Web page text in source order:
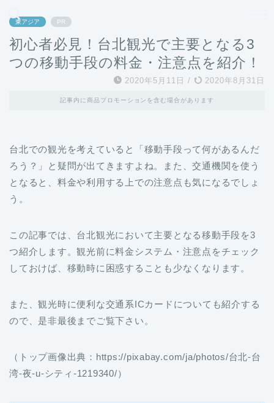
東アジア PR
初心者必見！台北観光で主要となる3
つの移動手段の料金・注意点を紹介！
2020年5月11日 / 2020年8月31日
記事内に商品プロモーションを含む場合があります
台北での観光を考えていると「移動手段って何があるんだ
ろう？」と疑問が出てきますよね。また、交通機関を使う
となると、料金や利用する上での注意点も気になるでしょ
う。
この記事では、台北観光において主要となる移動手段を3
つ紹介します。観光前に料金システム・注意点をチェック
しておけば、移動時に困惑することも少なくなります。
また、観光時に便利な交通系ICカードについても紹介する
ので、是非最後までご覧下さい。
（トップ画像出典：https://pixabay.com/ja/photos/台北-台
湾-夜-u-シティ-1219340/）